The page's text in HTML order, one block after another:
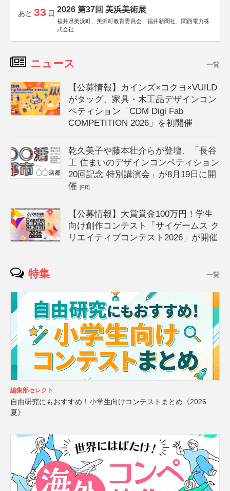
あと 33 日 2026 第37回 美浜美術展
福井県美浜町、美浜町教育委員会、福井新聞社、関西電力株
式会社
ニュース 一覧
【公募情報】カインズ×コクヨ×VUILD
がタッグ、家具・木工品デザインコン
ペティション「CDM Digi Fab
COMPETITION 2026」を初開催
乾久美子や藤本壮介らが登壇、「長谷
工 住まいのデザインコンペティション
20回記念 特別講演会」が8月19日に開
催[PR]
【公募情報】大賞賞金100万円！学生
向け創作コンテスト「サイゲームス ク
リエイティブコンテスト2026」が開催
特集 一覧
編集部セレクト
自由研究にもおすすめ！小学生向けコンテストまとめ《2026
夏》